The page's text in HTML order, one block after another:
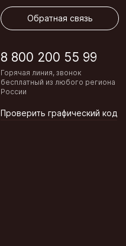
Обратная связь
8 800 200 55 99
Горячая линия, звонок
бесплатный из любого региона
России
Проверить графический код